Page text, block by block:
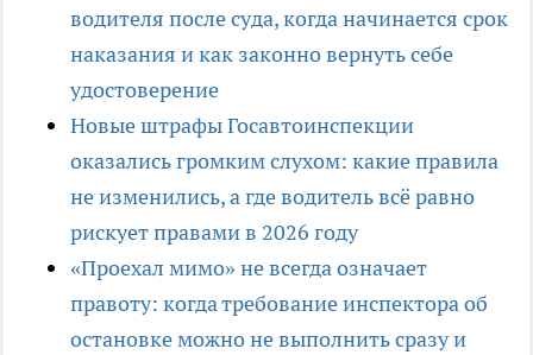
водителя после суда, когда начинается срок
наказания и как законно вернуть себе
удостоверение
Новые штрафы Госавтоинспекции
оказались громким слухом: какие правила
не изменились, а где водитель всё равно
рискует правами в 2026 году
«Проехал мимо» не всегда означает
правоту: когда требование инспектора об
остановке можно не выполнить сразу и